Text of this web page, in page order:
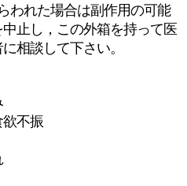
われた場合は副作用の可能
止し，この外箱を持って医
相談して下さい。
不振